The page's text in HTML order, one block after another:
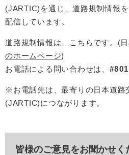
(JARTIC)を通じ、道路規制情報を
配信しています。
道路規制情報は、こちらです。(
のホームページ)
お電話による問い合わせは、
※お電話先は、最寄りの日本道路
(JARTIC)につながります。
皆様のご意見をお聞かせく